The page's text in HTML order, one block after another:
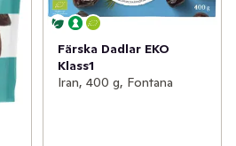
Färska Dadlar EKO
Klass1
Iran, 400 g, Fontana